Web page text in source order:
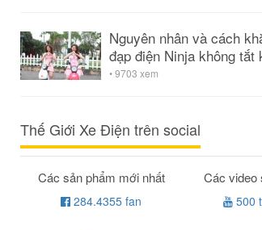
Nguyên nhân và cách
đạp điện Ninja không tắt
• 9703 xem
Thế Giới Xe Điện trên social
Các sản phẩm mới nhất
284.4355 fan
Các video
500